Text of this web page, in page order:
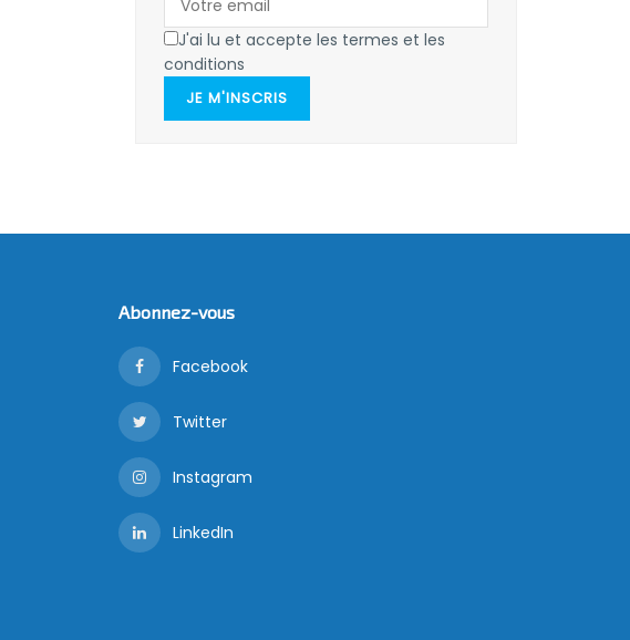
J'ai lu et accepte les termes et les
conditions
JE M'INSCRIS
Abonnez-vous
Facebook
Twitter
Instagram
LinkedIn